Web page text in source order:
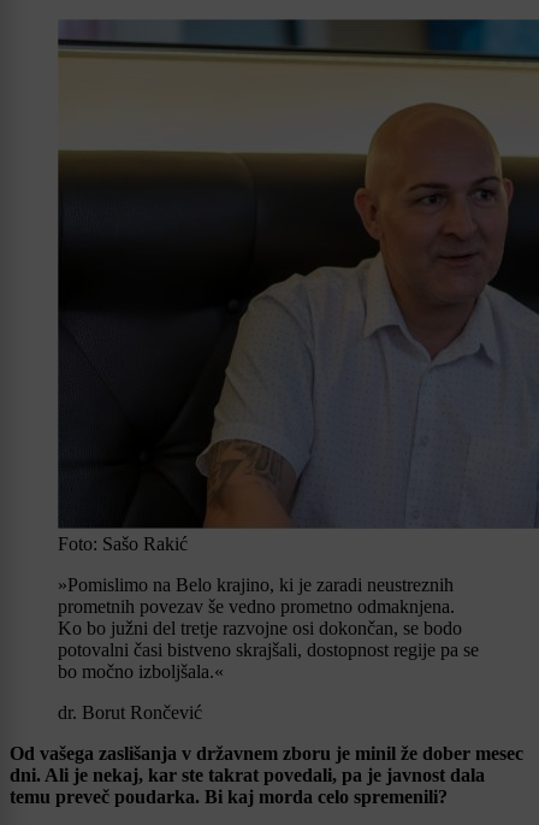
Foto: Sašo Rakić
»Pomislimo na Belo krajino, ki je zaradi neustreznih
prometnih povezav še vedno prometno odmaknjena.
Ko bo južni del tretje razvojne osi dokončan, se bodo
potovalni časi bistveno skrajšali, dostopnost regije pa se
bo močno izboljšala.«
dr. Borut Rončević
Od vašega zaslišanja v državnem zboru je minil že dober mesec
dni. Ali je nekaj, kar ste takrat povedali, pa je javnost dala
temu preveč poudarka. Bi kaj morda celo spremenili?